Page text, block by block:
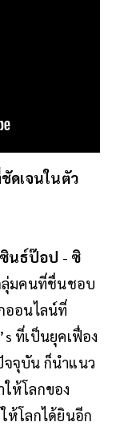
ดเจนในตัว
ซินธ์ป๊อป -ซิ
ลุ่มคนที่ชื่นชอบ
ออนไลน์ที่
ที่เป็นยุคเฟื่อง
จุบัน ก็นำแนว
ห้โลกของ
ห้โลกได้ยินอีก